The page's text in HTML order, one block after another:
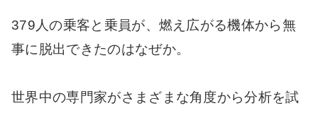
379人の乗客と乗員が、燃え広がる機体から無
事に脱出できたのはなぜか。
世界中の専門家がさまざまな角度から分析を試